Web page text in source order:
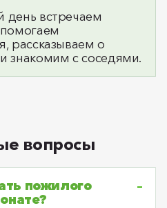
день встречаем
рассказываем о
знакомим с соседями.
вопросы
пожилого